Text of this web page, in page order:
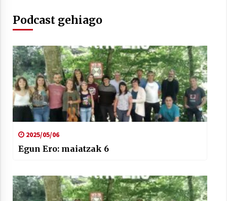
Arrosaren laburpen bideoa Hamaika
Telebistaren eskutik
2021/06/30
Podcast gehiago
2025/05/06
Egun Ero: maiatzak 6